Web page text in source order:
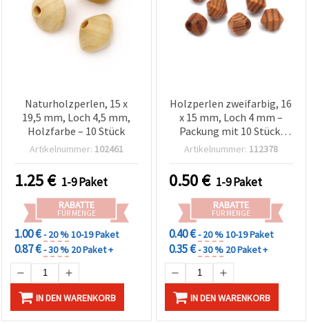
Naturholzperlen, 15 x
19,5 mm, Loch 4,5 mm,
Holzfarbe – 10 Stück
Artikelnummer: 102461
1.25€ 1-9 Paket
RABATTE
FÜR MENGE
1.00 €- 20 %10-19 Paket
0.87 €- 30 % 20 Paket +
IN DEN WARENKORB
Holzperlen zweifarbig, 16
x 15 mm, Loch 4 mm –
Packung mit 10 Stück,
assortiert (gemischt)
Artikelnummer: 112378
0.50€ 1-9 Paket
RABATTE
FÜR MENGE
0.40 €- 20 %10-19 Paket
0.35 €- 30 % 20 Paket +
IN DEN WARENKORB